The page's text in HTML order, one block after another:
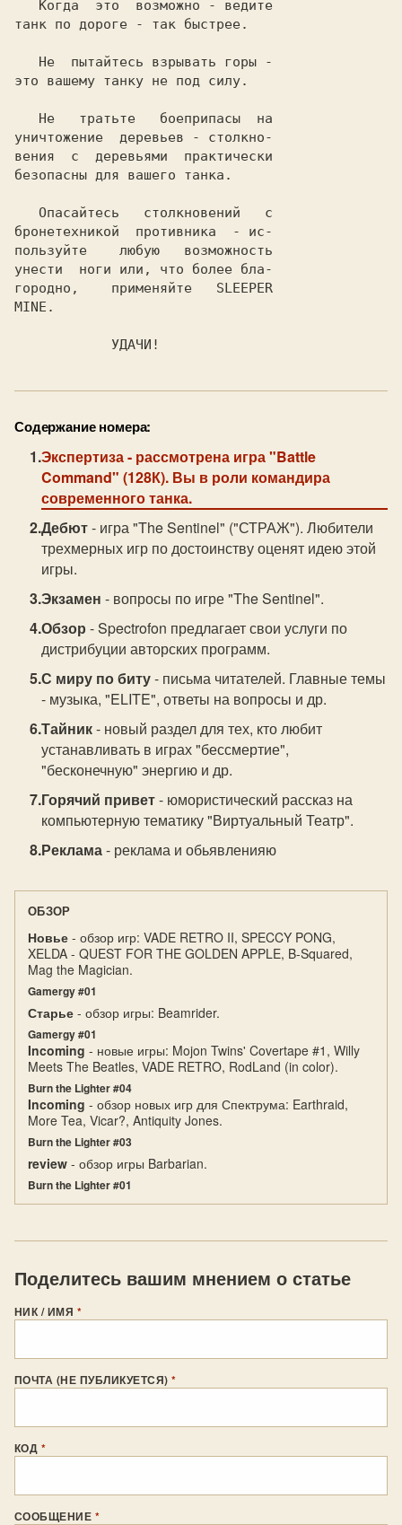
танк по дороге - так быстрее.
это вашему танку не под силу.
уничтожение  деревьев - столкно-
вения  с  деревьями  практически
безопасны для вашего танка.
бронетехникой  противника  - ис-
пользуйте    любую   возможность
унести  ноги или, что более бла-
городно,    применяйте SLEEPER
MINE
            УДАЧИ!
Содержание номера:
Экспертиза- рассмотрена игра "Battle
Command" (128К). Вы в роли командира
современного танка.
Дебют- игра "The Sentinel" ("СТРАЖ"). Любители
трехмерных игр по достоинству оценят идею этой
игры.
Экзамен - вопросы по игре "The Sentinel".
Обзор - Spectrofon предлагает свои услуги по
дистрибуции авторских программ.
С миру по биту- письма читателей. Главные темы
- музыка, "ELITE", ответы на вопросы и др.
Тайник- новый раздел для тех, кто любит
устанавливать в играх "бессмертие",
"бесконечную" энергию и др.
Горячий привет- юмористический рассказ на
компьютерную тематику "Виртуальный Театр".
Реклама- реклама и обьявленияю
ОБЗОР
Новье - обзор игр: VADE RETRO II, SPECCY PONG,
XELDA - QUEST FOR THE GOLDEN APPLE, B-Squared,
Mag the Magician.
Gamergy #01
Старье - обзор игры: Beamrider.
Gamergy #01
Incoming - новые игры: Mojon Twins' Covertape #1, Willy
Meets The Beatles, VADE RETRO, RodLand (in color).
Burn the Lighter #04
Incoming - обзор новых игр для Спектрума: Earthraid,
More Tea, Vicar?, Antiquity Jones.
Burn the Lighter #03
review - обзор игры Barbarian.
Burn the Lighter #01
Поделитесь вашим мнением о статье
НИК / ИМЯ *
ПОЧТА (НЕ ПУБЛИКУЕТСЯ)*
КОД *
СООБЩЕНИЕ *